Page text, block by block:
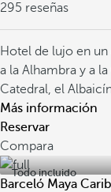
295 reseñas
Hotel de lujo en
a la Alhambra y a
Catedral, el
Más información
Reservar
Compara
Todo incluido
Barceló Maya